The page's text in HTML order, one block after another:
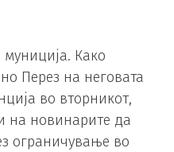
Како
Перез на неговата
во вторникот,
на новинарите да
ограничување во